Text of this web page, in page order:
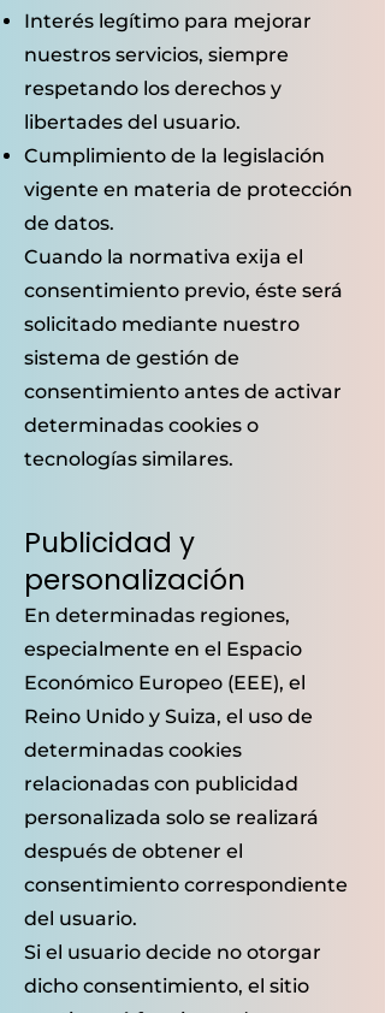
Interés legítimo para mejorar
nuestros servicios, siempre
respetando los derechos y
libertades del usuario.
Cumplimiento de la legislación
vigente en materia de protección
de datos.
Cuando la normativa exija el
consentimiento previo, éste será
solicitado mediante nuestro
sistema de gestión de
consentimiento antes de activar
determinadas cookies o
tecnologías similares.
Publicidad y
personalización
En determinadas regiones,
especialmente en el Espacio
Económico Europeo (EEE), el
Reino Unido y Suiza, el uso de
determinadas cookies
relacionadas con publicidad
personalizada solo se realizará
después de obtener el
consentimiento correspondiente
del usuario.
Si el usuario decide no otorgar
dicho consentimiento, el sitio